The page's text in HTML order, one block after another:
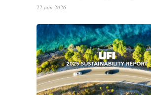
22 juin 2026